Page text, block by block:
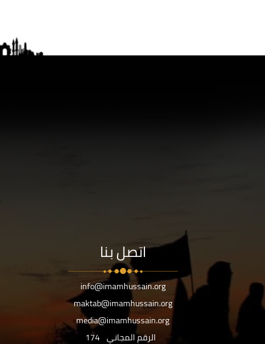
اتصل بنا
info@imamhussain.org
maktab@imamhussain.org
media@imamhussain.org
الرقم المجاني 174